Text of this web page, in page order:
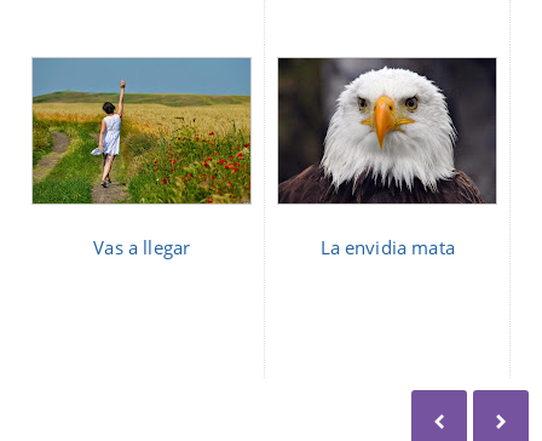
Vas a llegar La envidia mata